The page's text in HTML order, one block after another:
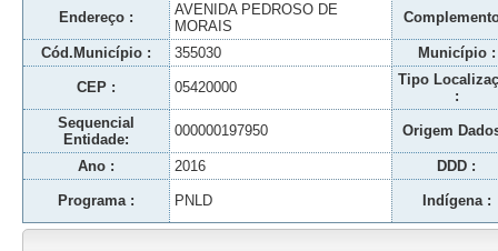
Endereço :
AVENIDA PEDROSO DE
MORAIS
Cód.Município : 355030 Município :
CEP : 05420000
Tipo
:
Sequencial
Entidade:
000000197950 Origem
Ano : 2016 DDD :
Programa : PNLD Indígena :